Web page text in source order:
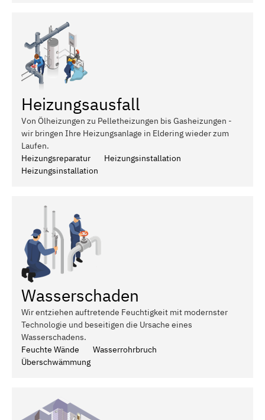
Heizungsausfall
Von Ölheizungen zu Pelletheizungen bis Gasheizungen -
wir bringen Ihre Heizungsanlage in Eldering wieder zum
Laufen.
Heizungsreparatur
Heizungsinstallation
Heizungsinstallation
Wasserschaden
Wir entziehen auftretende Feuchtigkeit mit modernster
Technologie und beseitigen die Ursache eines
Wasserschadens.
Feuchte Wände
Wasserrohrbruch
Überschwämmung